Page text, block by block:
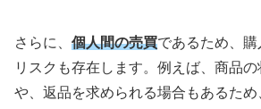
さらに、 個人間の売買であるため、
リスクも存在します。例えば、商品
や、返品を求められる場合もあるため